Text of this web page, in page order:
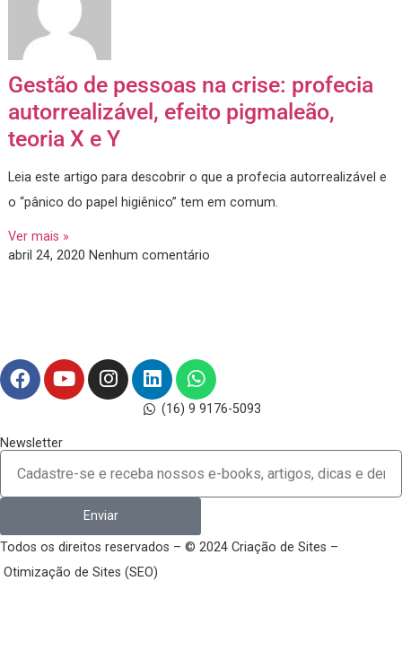
RH Holístico: o que é e como
desenvolver essa competência
A tendência agora é o RH Holístico, já que ele gera valor
todos os stakeholders.
Quer ficar por dentro dessa novidade? Vem com a gente!
Ver mais »
julho 13, 2020Nenhum comentário
Gestão de pessoas na crise:
autorrealizável, efeito pigmaleão,
teoria X e Y
Leia este artigo para descobrir o que a profecia
o “pânico do papel higiênico” tem em comum.
Ver mais »
abril 24, 2020Nenhum comentário